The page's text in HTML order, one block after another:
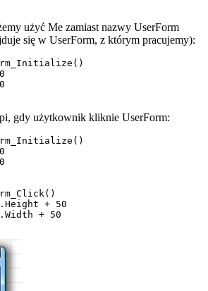
użyć Me zamiast nazwy UserForm
się w UserForm, z którym pracujemy):
gdy użytkownik kliknie UserForm:
+ 50
+ 50